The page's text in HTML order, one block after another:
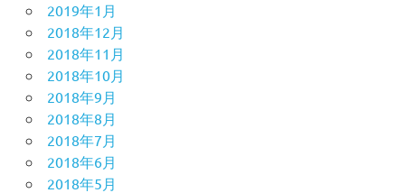
2019年1月
2018年12月
2018年11月
2018年10月
2018年9月
2018年8月
2018年7月
2018年6月
2018年5月